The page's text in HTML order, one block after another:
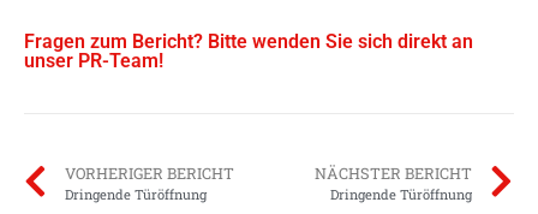
Fragen zum Bericht? Bitte wenden Sie sich direkt an
unser PR-Team!
VORHERIGER BERICHT
Dringende Türöffnung
NÄCHSTER BERICHT
Dringende Türöffnung